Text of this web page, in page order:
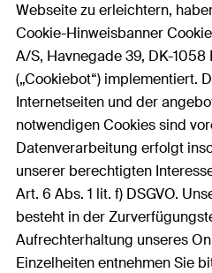
Webseite zu erleichtern,
Cookie-Hinweisbanner
A/S, Havnegade 39, DK-
(„Cookiebot“) implementiert.
Internetseiten und der
notwendigen Cookies sind
Datenverarbeitung erfolgt
unserer berechtigten
Art. 6 Abs. 1 lit. f) DSGVO.
besteht in der
Aufrechterhaltung unseres
Einzelheiten entnehmen Sie